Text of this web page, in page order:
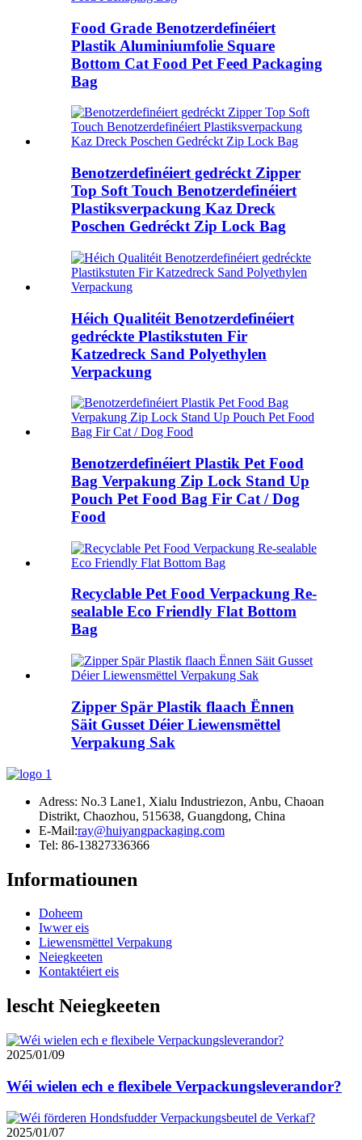
Food Grade Benotzerdefinéiert
Plastik Aluminiumfolie Square
Bottom Cat Food Pet Feed Packaging
Bag
Benotzerdefinéiert gedréckt Zipper
Top Soft Touch Benotzerdefinéiert
Plastiksverpackung Kaz Dreck
Poschen Gedréckt Zip Lock Bag
Héich Qualitéit Benotzerdefinéiert
gedréckte Plastikstuten Fir
Katzedreck Sand Polyethylen
Verpackung
Benotzerdefinéiert Plastik Pet Food
Bag Verpakung Zip Lock Stand Up
Pouch Pet Food Bag Fir Cat / Dog
Food
Recyclable Pet Food Verpackung Re-
sealable Eco Friendly Flat Bottom
Bag
Zipper Spär Plastik flaach Ënnen
Säit Gusset Déier Liewensmëttel
Verpakung Sak
Adress: No.3 Lane1, Xialu Industriezon, Anbu, Chaoan
Distrikt, Chaozhou, 515638, Guangdong, China
E-Mail:ray@huiyangpackaging.com
Tel: 86-13827336366
Informatiounen
Doheem
Iwwer eis
Liewensmëttel Verpakung
Neiegkeeten
Kontaktéiert eis
lescht Neiegkeeten
2025/01/09
Wéi wielen ech e flexibele Verpackungsleverandor?
2025/01/07